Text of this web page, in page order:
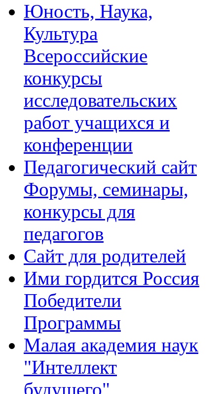
Юность, Наука,
Культура
Всероссийские
конкурсы
исследовательских
работ учащихся и
конференции
Педагогический сайт
Форумы, семинары,
конкурсы для
педагогов
Сайт для родителей
Ими гордится Россия
Победители
Программы
Малая академия наук
"Интеллект
будущего"